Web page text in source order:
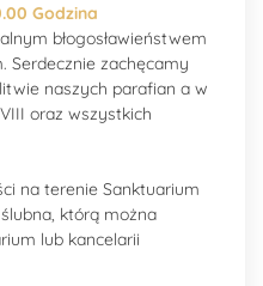
Godzina
błogosławieństwem
Serdecznie zachęcamy
naszych parafian a w
oraz wszystkich
na terenie Sanktuarium
którą można
lub kancelarii